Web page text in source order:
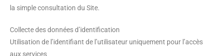
la simple consultation du Site.
Collecte des données d’identification
Utilisation de l’identifiant de l’utilisateur uniquement pour l’accès
aux services